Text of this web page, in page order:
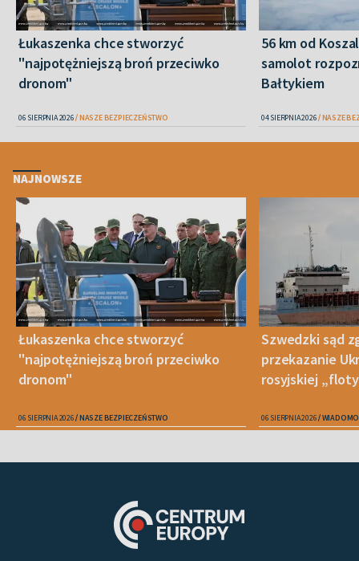
Łukaszenka chce stworzyć
"najpotężniejszą broń przeciwko
dronom"
06 SIERPNIA 2026 NASZE BEZPIECZEŃSTWO
56 km od
samolot
Bałtykiem
04 SIERPNIA 2026 NASZE
NAJNOWSZE
Łukaszenka chce stworzyć
"najpotężniejszą broń przeciwko
dronom"
06 SIERPNIA 2026 NASZE BEZPIECZEŃSTWO
Szwedzki sąd
przekazanie
rosyjskiej
06 SIERPNIA 2026